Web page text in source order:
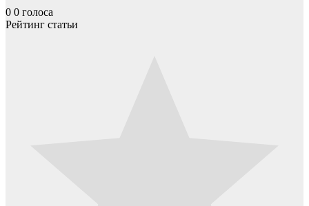
0 0 голоса
Рейтинг статьи